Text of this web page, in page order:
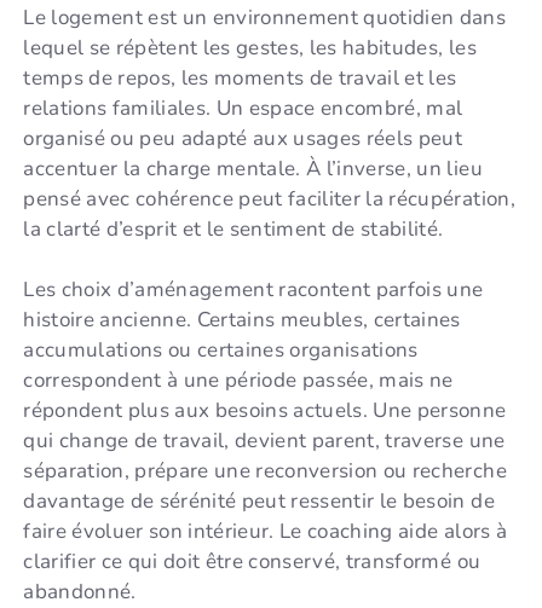
Le logement est un environnement quotidien dans
lequel se répètent les gestes, les habitudes, les
temps de repos, les moments de travail et les
relations familiales. Un espace encombré, mal
organisé ou peu adapté aux usages réels peut
accentuer la charge mentale. À l’inverse, un lieu
pensé avec cohérence peut faciliter la récupération,
la clarté d’esprit et le sentiment de stabilité.
Les choix d’aménagement racontent parfois une
histoire ancienne. Certains meubles, certaines
accumulations ou certaines organisations
correspondent à une période passée, mais ne
répondent plus aux besoins actuels. Une personne
qui change de travail, devient parent, traverse une
séparation, prépare une reconversion ou recherche
davantage de sérénité peut ressentir le besoin de
faire évoluer son intérieur. Le coaching aide alors à
clarifier ce qui doit être conservé, transformé ou
abandonné.